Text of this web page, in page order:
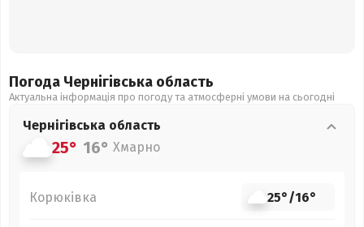
Погода Чернігівська область
Актуальна інформація про погоду та атмосферні умови на сьогодні
Чернігівська область
25° 16° Хмарно
Корюківка 25°/16°